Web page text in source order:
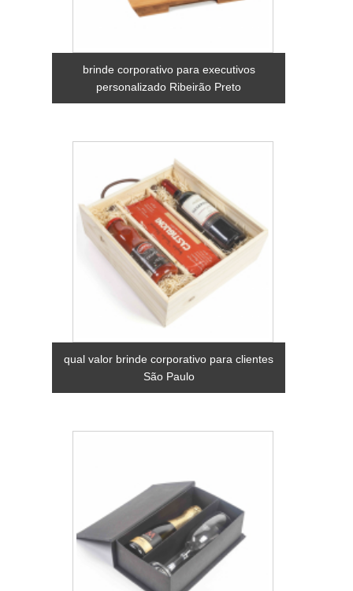
brinde corporativo para executivos
personalizado Ribeirão Preto
qual valor brinde corporativo para clientes
São Paulo